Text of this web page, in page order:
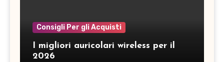
Consigli Per gli Acquisti
I migliori auricolari wireless per il
2026